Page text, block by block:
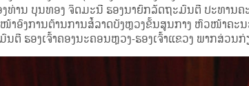
ງທ່ານ ບຸນ​ທອງ ຈິດ​ມະນີ​ ຮອງ​ນາຍົກ​ລັດຖະມົນຕີ ປະທານ​
ອົງການຕ້ານການສໍ້ລາດບັງຫຼວງຂັ້ນສູນກາງ ຫົວໜ້າຄະນ
ຕີ​ ຮອງເຈົ້າຄອງນະຄອນຫຼວງ-ຮອງເຈົ້າແຂວງ ພາກສ່ວນກ່